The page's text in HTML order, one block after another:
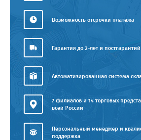
Возможность отсрочки платежа
Гарантия до 2-лет и
Автоматизированная система
7 филиалов и 14 торговых
всей России
Персональный менеджер и
поддержка